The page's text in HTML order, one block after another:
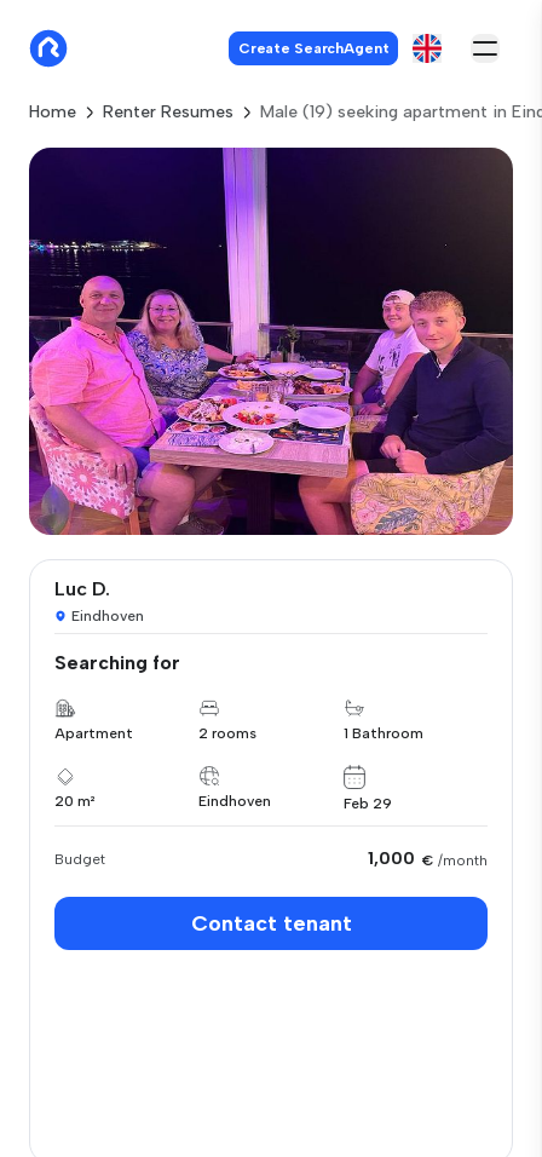
Create SearchAgent
Home Renter Resumes Male (19) seeking apartment in
Luc D.
Eindhoven
Searching for
Apartment 2 rooms 1 Bathroom
20 m² Eindhoven Feb 29
Budget 1,000 € /month
Contact tenant